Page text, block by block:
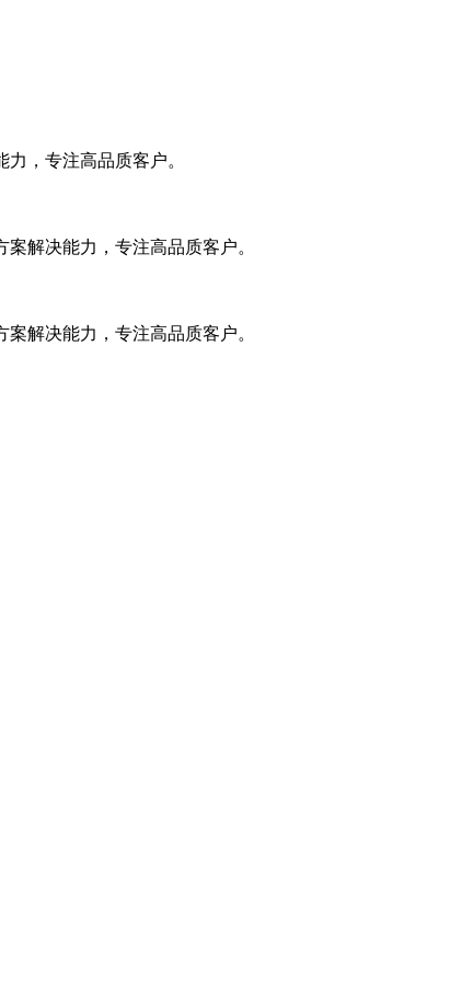
，专注高品质客户。
解决能力，专注高品质客户。
解决能力，专注高品质客户。